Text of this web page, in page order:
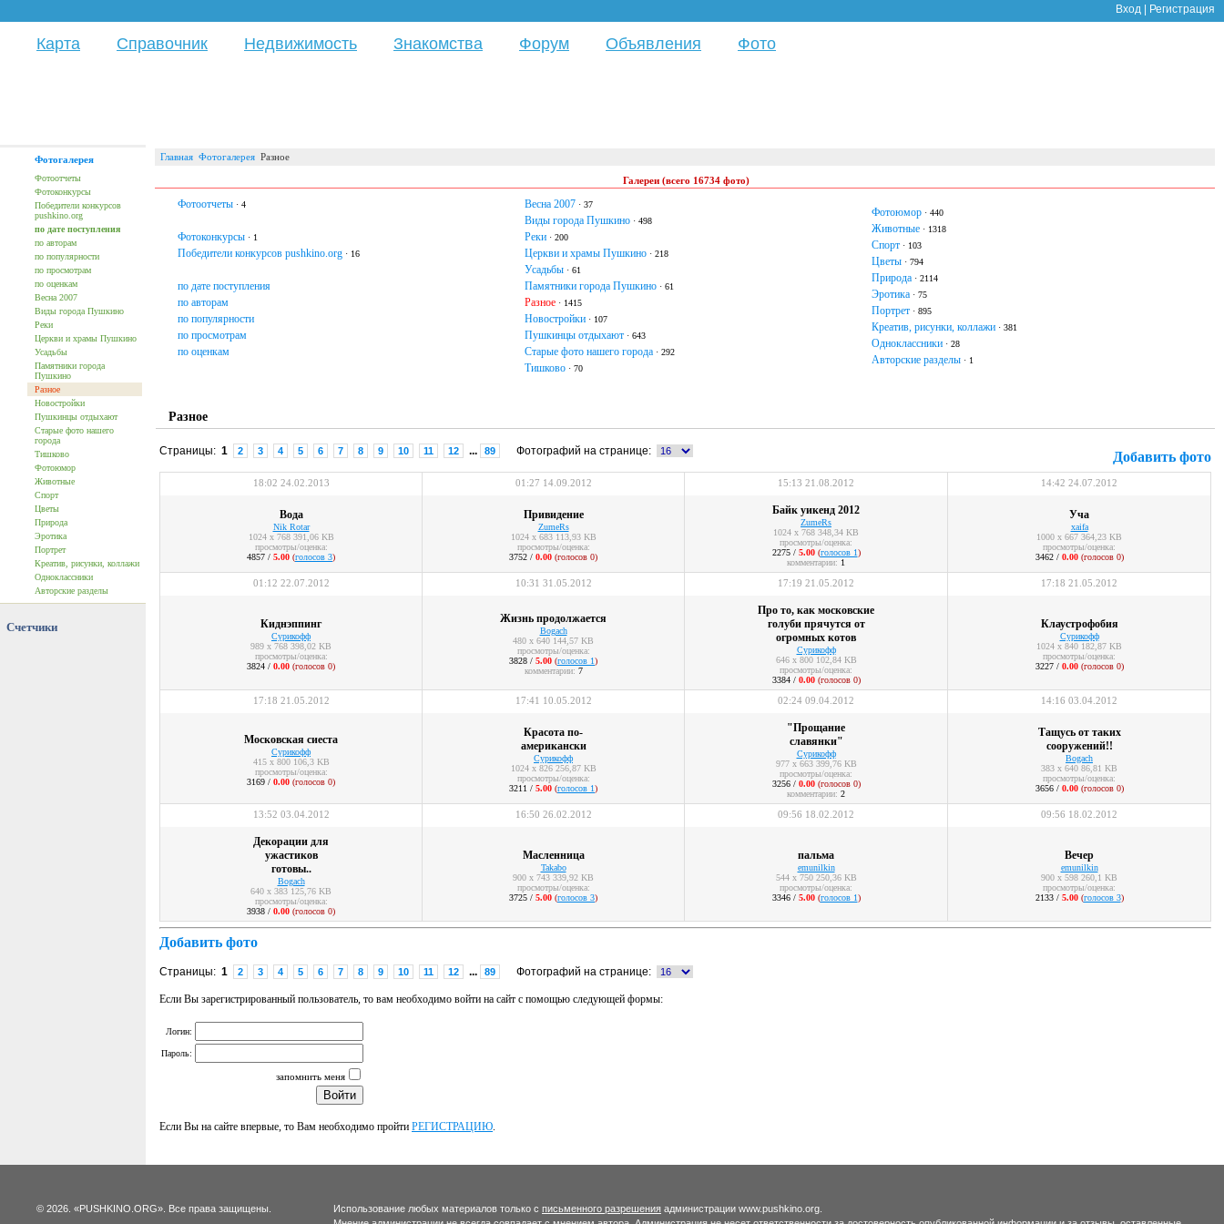
Вход Регистрация
Карта Справочник Недвижимость Знакомства Форум Объявления Фото
Фотогалерея
Фотоотчеты
Фотоконкурсы
Победители конкурсов
pushkino.org
по дате поступления
по авторам
по популярности
по просмотрам
по оценкам
Весна 2007
Виды города Пушкино
Реки
Церкви и храмы Пушкино
Усадьбы
Памятники города
Пушкино
Разное
Новостройки
Пушкинцы отдыхают
Старые фото нашего
города
Тишково
Фотоюмор
Животные
Спорт
Цветы
Природа
Эротика
Портрет
Креатив, рисунки, коллажи
Одноклассники
Авторские разделы
Счетчики
Главная Фотогалерея Разное
Галереи (всего 16734 фото)
Фотоотчеты · 4
Фотоконкурсы · 1
Победители конкурсов pushkino.org · 16
по дате поступления
по авторам
по популярности
по просмотрам
по оценкам
Весна 2007 · 37
Виды города Пушкино · 498
Реки · 200
Церкви и храмы Пушкино · 218
Усадьбы · 61
Памятники города Пушкино · 61
Разное · 1415
Новостройки · 107
Пушкинцы отдыхают · 643
Старые фото нашего города · 292
Тишково · 70
Фотоюмор · 440
Животные · 1318
Спорт · 103
Цветы · 794
Природа · 2114
Эротика · 75
Портрет · 895
Креатив, рисунки, коллажи · 381
Одноклассники · 28
Авторские разделы · 1
Разное
Страницы: 1 2 3 4 5 6 7 8 9 10 11 12 ... 89 Фотографий на странице: Добавить фото
18:02 24.02.2013 01:27 14.09.2012 15:13 21.08.2012 14:42 24.07.2012
Вода
Nik Rotar
1024 x 768 391,06 KB
просмотры/оценка:
4857 / 5.00 (голосов 3)
Привидение
ZumeRs
1024 x 683 113,93 KB
просмотры/оценка:
3752 / 0.00 (голосов 0)
Байк уикенд 2012
ZumeRs
1024 x 768 348,34 KB
просмотры/оценка:
2275 / 5.00(голосов 1)
комментарии: 1
Уча
xaifa
1000 x 667 364,23 KB
просмотры/оценка:
3462 / 0.00(голосов 0)
01:12 22.07.2012 10:31 31.05.2012 17:19 21.05.2012 17:18 21.05.2012
Киднэппинг
Сурикофф
989 x 768 398,02 KB
просмотры/оценка:
3824 / 0.00 (голосов 0)
Жизнь продолжается
Bogach
480 x 640 144,57 KB
просмотры/оценка:
3828 / 5.00 (голосов 1)
комментарии: 7
Про то, как московские
голуби прячутся от
огромных котов
Сурикофф
646 x 800 102,84 KB
просмотры/оценка:
3384 / 0.00(голосов 0)
Клаустрофобия
Сурикофф
1024 x 840 182,87 KB
просмотры/оценка:
3227 / 0.00(голосов 0)
17:18 21.05.2012 17:41 10.05.2012 02:24 09.04.2012 14:16 03.04.2012
Московская сиеста
Сурикофф
415 x 800 106,3 KB
просмотры/оценка:
3169 / 0.00 (голосов 0)
Красота по-
американски
Сурикофф
1024 x 826 256,87 KB
просмотры/оценка:
3211 / 5.00 (голосов 1)
"Прощание
славянки"
Сурикофф
977 x 663 399,76 KB
просмотры/оценка:
3256 / 0.00(голосов 0)
комментарии: 2
Тащусь от таких
сооружений!!
Bogach
383 x 640 86,81 KB
просмотры/оценка:
3656 / 0.00(голосов 0)
13:52 03.04.2012 16:50 26.02.2012 09:56 18.02.2012 09:56 18.02.2012
Декорации для
ужастиков
готовы..
Bogach
640 x 383 125,76 KB
просмотры/оценка:
3938 / 0.00 (голосов 0)
Масленница
Takabo
900 x 743 339,92 KB
просмотры/оценка:
3725 / 5.00 (голосов 3)
пальма
emunilkin
544 x 750 250,36 KB
просмотры/оценка:
3346 / 5.00(голосов 1)
Вечер
emunilkin
900 x 598 260,1 KB
просмотры/оценка:
2133 / 5.00(голосов 3)
Добавить фото
Страницы: 1 2 3 4 5 6 7 8 9 10 11 12 ... 89 Фотографий на странице:
Если Вы зарегистрированный пользователь, то вам необходимо войти на сайт с помощью следующей формы:
Логин:
Пароль:
запомнить меня
Если Вы на сайте впервые, то Вам необходимо пройти РЕГИСТРАЦИЮ.
© 2026. «PUSHKINO.ORG». Все права защищены. Использование любых материалов только с письменного разрешения администрации www.pushkino.org.